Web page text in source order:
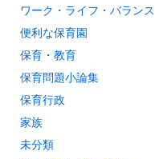
ワーク・ライフ・バランス
便利な保育園
保育・教育
保育問題小論集
保育行政
家族
未分類